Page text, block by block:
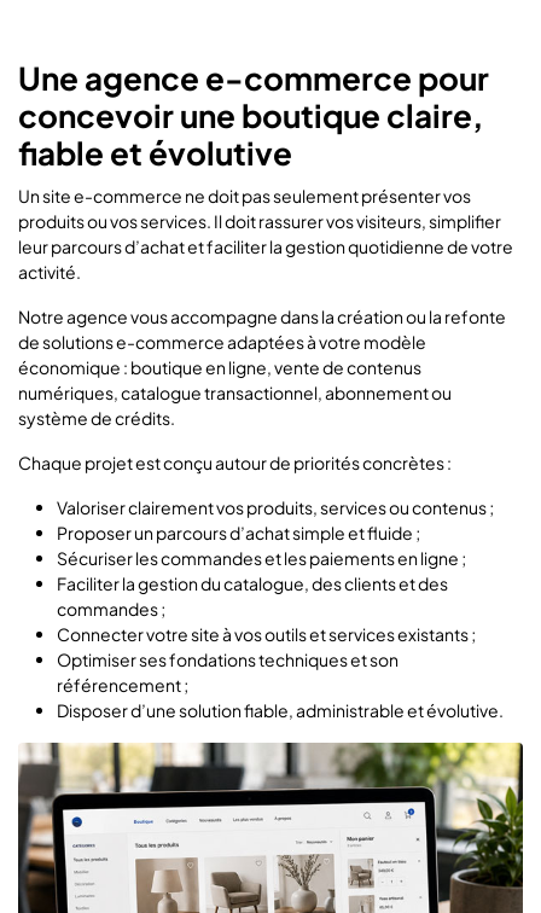
Une agence e-commerce pour
concevoir une boutique claire,
fiable et évolutive
Un site e-commerce ne doit pas seulement présenter vos
produits ou vos services. Il doit rassurer vos visiteurs, simplifier
leur parcours d’achat et faciliter la gestion quotidienne de votre
activité.
Notre agence vous accompagne dans la création ou la refonte
de solutions e-commerce adaptées à votre modèle
économique : boutique en ligne, vente de contenus
numériques, catalogue transactionnel, abonnement ou
système de crédits.
Chaque projet est conçu autour de priorités concrètes :
Valoriser clairement vos produits, services ou contenus ;
Proposer un parcours d’achat simple et fluide ;
Sécuriser les commandes et les paiements en ligne ;
Faciliter la gestion du catalogue, des clients et des
commandes ;
Connecter votre site à vos outils et services existants ;
Optimiser ses fondations techniques et son
référencement ;
Disposer d’une solution fiable, administrable et évolutive.